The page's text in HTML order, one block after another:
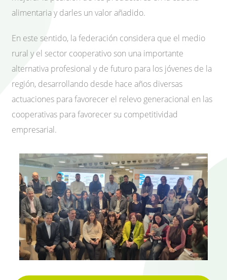
alimentaria y darles un valor añadido.
En este sentido, la federación considera que el medio
rural y el sector cooperativo son una importante
alternativa profesional y de futuro para los jóvenes de la
región, desarrollando desde hace años diversas
actuaciones para favorecer el relevo generacional en las
cooperativas para favorecer su competitividad
empresarial.